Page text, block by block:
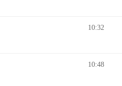
10:32
10:48